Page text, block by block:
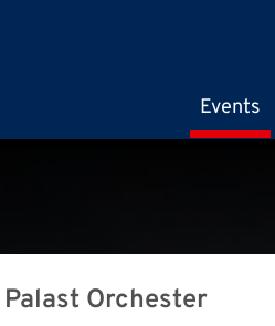
Events
Orchester